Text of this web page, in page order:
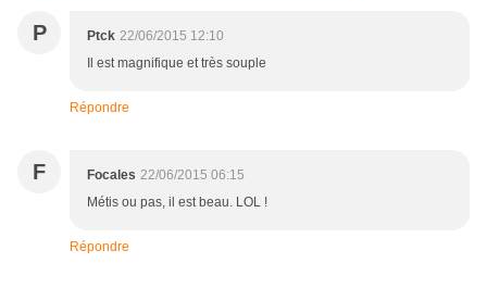
P Ptck 22/06/2015 12:10
Il est magnifique et très souple
Répondre
F Focales 22/06/2015 06:15
Métis ou pas, il est beau. LOL !
Répondre